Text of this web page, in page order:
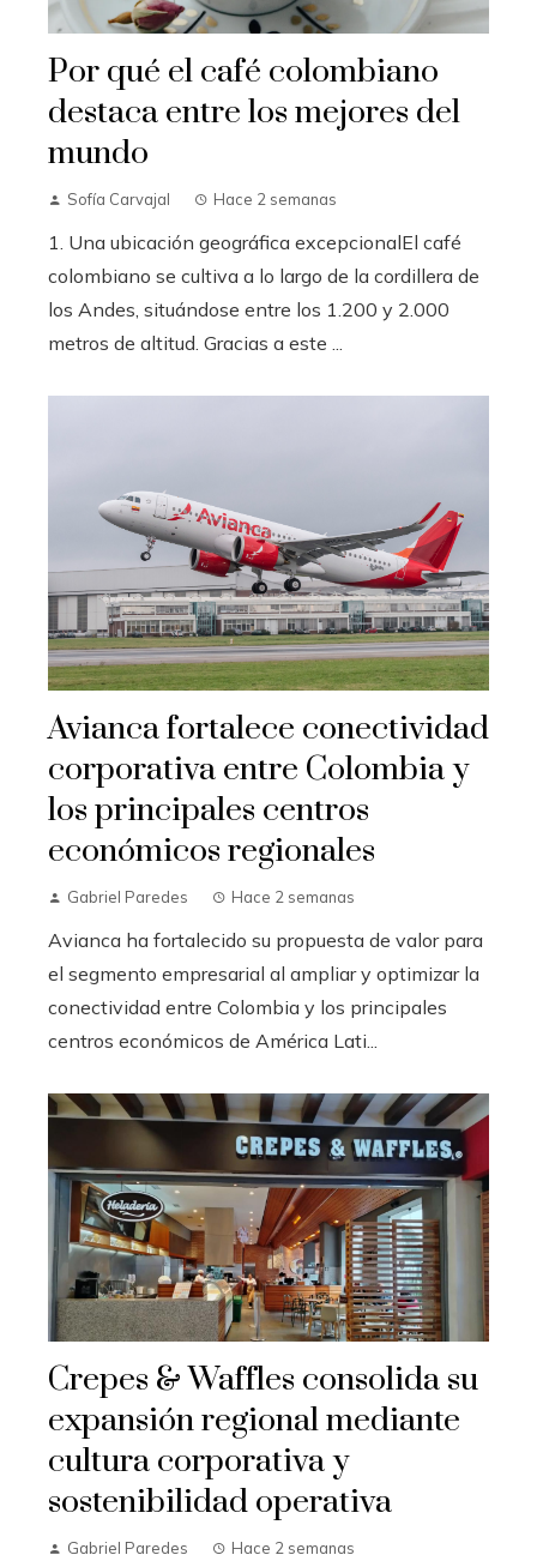
Por qué el café colombiano
destaca entre los mejores del
mundo
Sofía Carvajal Hace 2 semanas
1. Una ubicación geográfica excepcionalEl café
colombiano se cultiva a lo largo de la cordillera de
los Andes, situándose entre los 1.200 y 2.000
metros de altitud. Gracias a este ...
Avianca fortalece conectividad
corporativa entre Colombia y
los principales centros
económicos regionales
Gabriel Paredes Hace 2 semanas
Avianca ha fortalecido su propuesta de valor para
el segmento empresarial al ampliar y optimizar la
conectividad entre Colombia y los principales
centros económicos de América Lati...
Crepes & Waffles consolida su
expansión regional mediante
cultura corporativa y
sostenibilidad operativa
Gabriel Paredes Hace 2 semanas